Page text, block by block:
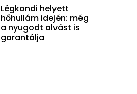
Légkondi helyett
hőhullám idején: még
a nyugodt alvást is
garantálja